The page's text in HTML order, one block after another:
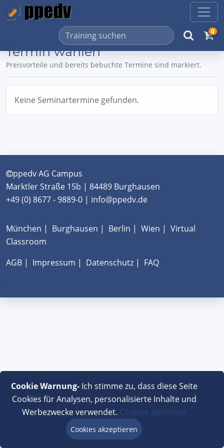
0
Termin wählen
Preisvorteile und bereits bebuchte Termine sind markiert.
Keine Seminartermine gefunden.
ppedv AG Campus
Marktler Straße 15b | 84489 Burghausen
+49 (0) 8677 - 9889-0 | info@ppedv.de
München | Burghausen | Berlin | Wien | Virtual
Classroom
AGB | Impressum | Datenschutz | FAQ
Cookie Warnung-Ich stimme zu, dass diese Seite
Cookies für Analysen, personalisierte Inhalte und
Werbezwecke verwendet. Cookies ablehnen
Cookies akzeptieren